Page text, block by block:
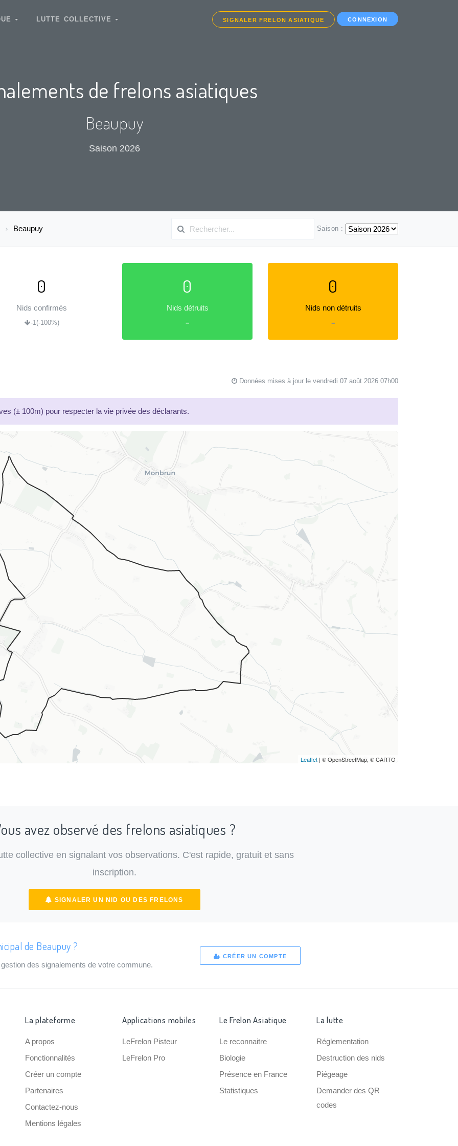
LUTTE COLLECTIVE SIGNALER FRELON ASIATIQUE CONNEXION
de frelons asiatiques
Beaupuy
Saison 2026
Beaupuy Saison :
0
Nids confirmés
-1(-100%)
0
Nids détruits
=
0
Nids non détruits
=
Données mises à jour le vendredi 07 août 2026 07h00
(± 100m) pour respecter la vie privée des déclarants.
Leaflet | © OpenStreetMap, © CARTO
avez observé des frelons asiatiques ?
collective en signalant vos observations. C'est rapide, gratuit et sans
inscription.
SIGNALER UN NID OU DES FRELONS
de Beaupuy ?
des signalements de votre commune.
CRÉER UN COMPTE
La plateforme
A propos
Fonctionnalités
Créer un compte
Partenaires
Contactez-nous
Mentions légales
Applications mobiles
LeFrelon Pisteur
LeFrelon Pro
Le Frelon Asiatique
Le reconnaitre
Biologie
Présence en France
Statistiques
La lutte
Réglementation
Destruction des nids
Piégeage
Demander des QR
codes